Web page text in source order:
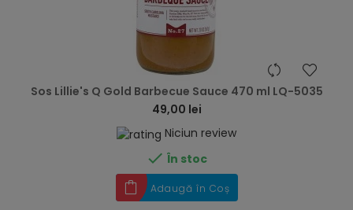
Sos Lillie's Q Gold Barbecue Sauce 470 ml LQ-5035
49,00 lei
Niciun review
 În stoc
Adaugă în Coș